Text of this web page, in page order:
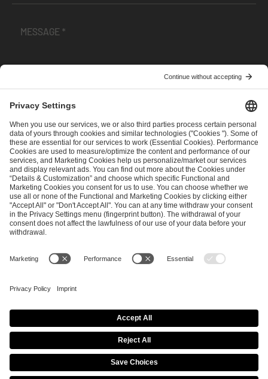
andPrivacy Policy
SEND MESSAGE
CAREER MEDIA RIGHTS
Imprint
Privacy Policy Cookie Policy
Terms of Use
Copyright Policy
Procurement Policy
Whistleblowing
Modern Slavery Statement
Security & Disclosure